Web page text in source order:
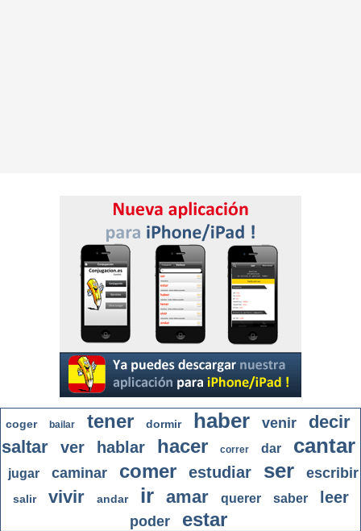
coger bailar tener dormir haber venir
decir
saltar
ver hablar hacer correr dar cantar
jugar caminar comer estudiar ser escribir
salir vivir andar ir amar querer saber leer
poder estar